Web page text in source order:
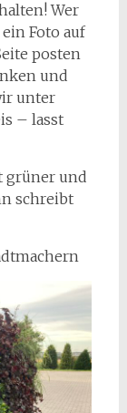
Wer
Foto auf
posten
und
unter
– lasst
grüner und
schreibt